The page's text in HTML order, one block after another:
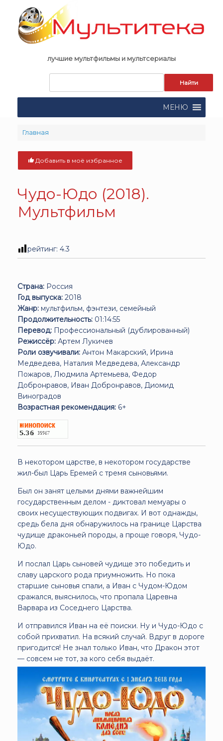
content
лучшие мультфильмы и мультсериалы
поиска:
МЕНЮ
Главная
Добавить в моё избранное
Чудо-Юдо (2018).
Мультфильм
рейтинг: 4.3
Страна: Россия
Год выпуска: 2018
Жанр: мультфильм, фэнтези, семейный
Продолжительность: 01:14:55
Перевод: Профессиональный (дублированный)
Режиссёр: Артем Лукичев
Роли озвучивали: Антон Макарский, Ирина
Медведева, Наталия Медведева, Александр
Пожаров, Людмила Артемьева, Федор
Добронравов, Иван Добронравов, Диомид
Виноградов
Возрастная рекомендация: 6+
В некотором царстве, в некотором государстве
жил-был Царь Еремей с тремя сыновьями.
Был он занят целыми днями важнейшим
государственным делом - диктовал мемуары о
своих несуществующих подвигах. И вот однажды,
средь бела дня обнаружилось на границе Царства
чудище драконьей породы, а проще говоря, Чудо-
Юдо.
И послал Царь сыновей чудище это победить и
славу царского рода приумножить. Но пока
старшие сыновья спали, а Иван с Чудом-Юдом
сражался, выяснилось, что пропала Царевна
Варвара из Соседнего Царства.
И отправился Иван на её поиски. Ну и Чудо-Юдо с
собой прихватил. На всякий случай. Вдруг в дороге
пригодится! Не знал только Иван, что Дракон этот
— совсем не тот, за кого себя выдаёт.